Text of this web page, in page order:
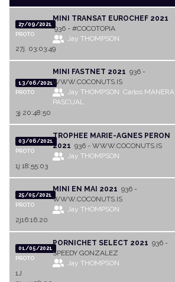
27/09/2021
PROTO
MINI TRANSAT EUROCHEF 2021
936 - #COCOTOPIA
Jay THOMPSON
27j. 03:03:49
13/06/2021
PROTO
MINI FASTNET 2021 936 -
WWW.COCONUTS.IS
Jay THOMPSON Carlos MANERA
PASCUAL
3j 20:48:50
03/06/2021
PROTO
TROPHEE MARIE-AGNES PERON
2021 936 - WWW.COCONUTS.IS
Jay THOMPSON
1j 18:55:03
25/05/2021
PROTO
MINI EN MAI 2021 936 -
WWW.COCONUTS.IS
Jay THOMPSON
2j16:16:20
01/05/2021
PROTO
PORNICHET SELECT 2021 936 -
SPEEDY GONZALEZ
Jay THOMPSON
1J